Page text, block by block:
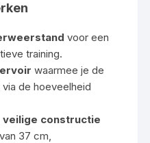
voor een
training.
waarmee je de
de hoeveelheid
constructie
37 cm,